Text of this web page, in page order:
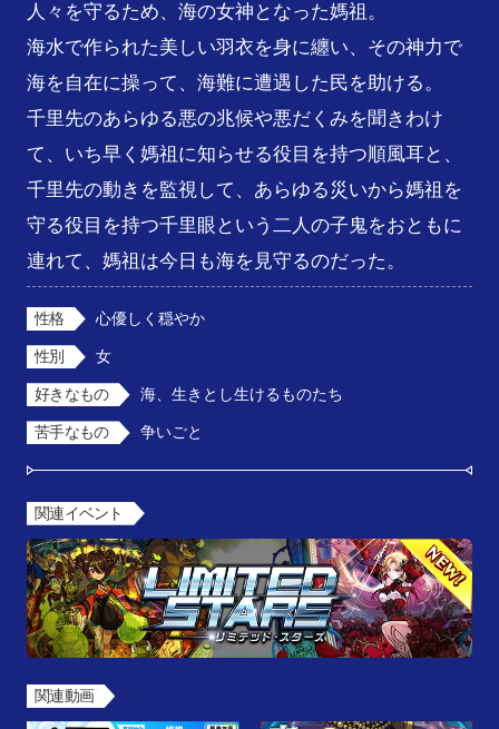
人々を守るため、海の女神となった媽祖。
海水で作られた美しい羽衣を身に纏い、その神力で
海を自在に操って、海難に遭遇した民を助ける。
千里先のあらゆる悪の兆候や悪だくみを聞きわけ
て、いち早く媽祖に知らせる役目を持つ順風耳と、
千里先の動きを監視して、あらゆる災いから媽祖を
守る役目を持つ千里眼という二人の子鬼をおともに
連れて、媽祖は今日も海を見守るのだった。
性格 心優しく穏やか
性別 女
好きなもの 海、生きとし生けるものたち
苦手なもの 争いごと
関連イベント
関連動画